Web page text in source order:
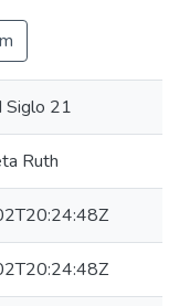
Siglo 21
Ruth